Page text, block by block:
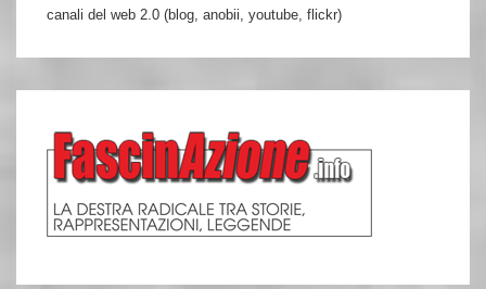
canali del web 2.0 (blog, anobii, youtube, flickr)